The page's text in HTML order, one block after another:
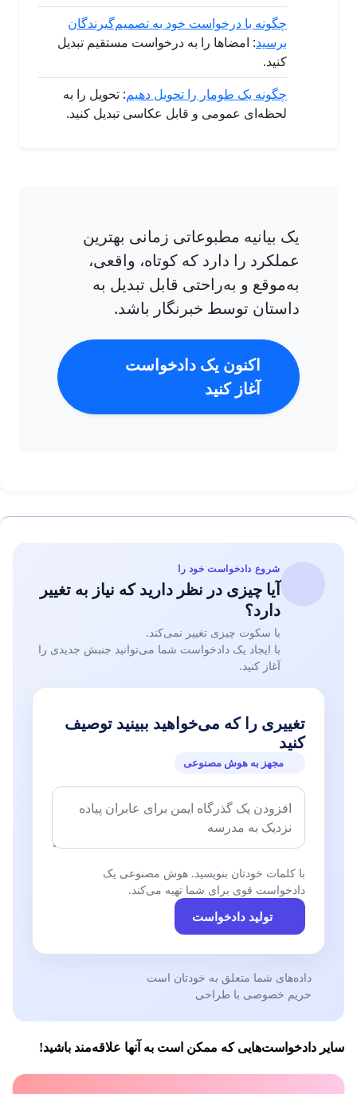
چگونه با درخواست خود به تصمیم‌گیرندگان
برسید: امضاها را به درخواست مستقیم تبدیل
کنید.
چگونه یک طومار را تحویل دهیم: تحویل را به
لحظه‌ای عمومی و قابل عکاسی تبدیل کنید.
یک بیانیه مطبوعاتی زمانی بهترین
عملکرد را دارد که کوتاه، واقعی،
به‌موقع و به‌راحتی قابل تبدیل به
داستان توسط خبرنگار باشد.
اکنون یک دادخواست
آغاز کنید
شروع دادخواست خود را
آیا چیزی در نظر دارید که نیاز به تغییر
دارد؟
با سکوت چیزی تغییر نمی‌کند.
با ایجاد یک دادخواست شما می‌توانید جنبش جدیدی را
آغاز کنید.
تغییری را که می‌خواهید ببینید توصیف
کنید
مجهز به هوش مصنوعی
با کلمات خودتان بنویسید. هوش مصنوعی یک
دادخواست قوی برای شما تهیه می‌کند.
تولید دادخواست
داده‌های شما متعلق به خودتان است
حریم خصوصی با طراحی
سایر دادخواست‌هایی که ممکن است به آنها علاقه‌مند باشید!